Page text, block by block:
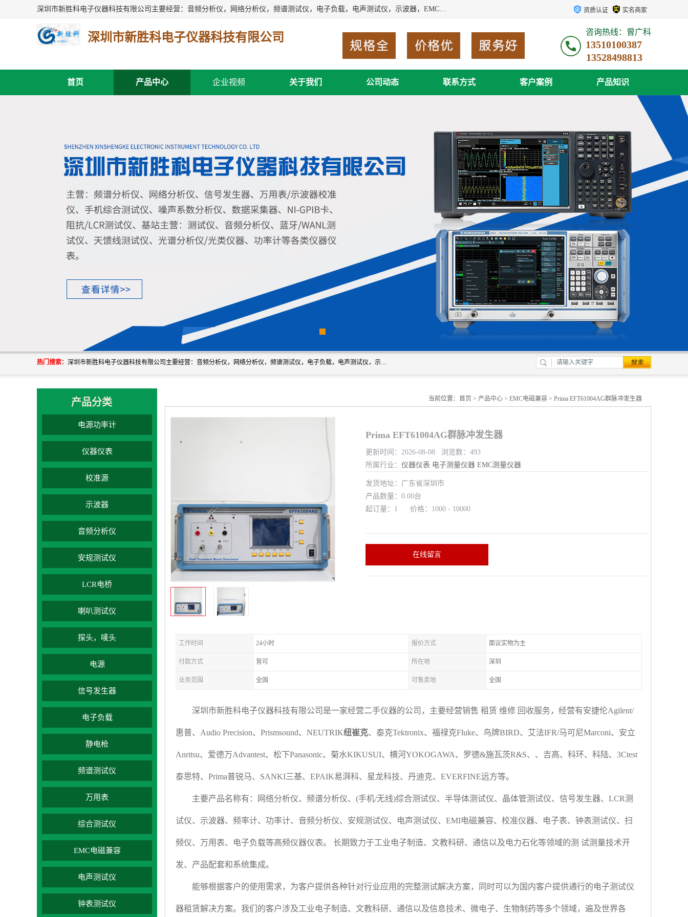
深圳市新胜科电子仪器科技有限公司主要经营：音频分析仪，网络分析仪，频谱测试仪，电子负载，电声测试仪，示波器，EMC电磁兼容测，调制分析仪，LCR测量仪，数字电桥，三相标准源，音频扫频仪，时钟检测仪，信号发生器，电子表，万用表，功率计，喇叭测试仪，综合测试仪等；深圳市新胜科电子仪器科技有限公司希望能与您成为合作伙伴 资质认证 实名商家
深圳市新胜科电子仪器科技有限公司 咨询热线：曾广科
13510100387
首页 产品中心 企业视频 关于我们 公司动态 联系方式 客户案例 产品知识
热门搜索： 深圳市新胜科电子仪器科技有限公司主要经营：音频分析仪，网络分析仪，频谱测试仪，电子负载，电声测试仪，示波器，EMC电磁兼容测，调制分析仪，LCR测量仪，数字电桥，三相标准源，音频扫频仪，时钟检测仪，信号发生器，电子表，万用表，功率计，喇叭测试仪，综合测试仪等；深圳市新胜科电子仪器科技有限公司希望能与您成为合作伙伴
产品分类
电源功率计
仪器仪表
校准源
示波器
音频分析仪
安规测试仪
LCR电桥
喇叭测试仪
探头，唛头
电源
信号发生器
电子负载
静电枪
频谱测试仪
万用表
综合测试仪
EMC电磁兼容
电声测试仪
钟表测试仪
当前位置： 首页 > 产品中心 > EMC电磁兼容 > Prima EFT61004AG群脉冲发生器
Prima EFT61004AG群脉冲发生器
更新时间：2026-08-08 浏览数：493
所属行业： 仪器仪表 电子测量仪器 EMC测量仪器
发货地址：广东省深圳市
产品数量：0.00台
起订量：1 价格：1000 - 10000
在线留言
工作时间 24小时 报价方式 面议实物为主
付款方式 皆可 所在地 深圳
业务范围 全国 可售卖地 全国
深圳市新胜科电子仪器科技有限公司是一家经营二手仪器的公司，主要经营销售 租赁 维修 回收服务，经营有安捷伦Agilent/
惠普、 Audio Precision、 Prismsound、 NEUTRIK纽崔克、泰克Tektronix、福禄克Fluke、鸟牌BIRD、艾法IFR/马可尼Marconi、安立
Anritsu、爱德万Advantest、松下Panasonic、菊水KIKUSUI、横河YOKOGAWA、罗德&施瓦茨R&S、 、 吉高、 科环、 科陆、 3Ctest
泰思特、 Prima普锐马、 SANKI三基、 EPAIK易湃科、 星龙科技、 丹迪克、 EVERFINE远方等。
主要产品名称有：网络分析仪、频谱分析仪、 (手机/无线)综合测试仪、半导体测试仪、晶体管测试仪、信号发生器、 LCR测
试仪、示波器、频率计、功率计、音频分析仪、安规测试仪、 电声测试仪、 EMI电磁兼容、 校准仪器、 电子表、 钟表测试仪、 扫
频仪、 万用表、 电子负载等高频仪器仪表。 长期致力于工业电子制造、文教科研、通信以及电力石化等领域的测 试测量技术开
发、产品配套和系统集成。
能够根据客户的使用需求，为客户提供各种针对行业应用的完整测试解决方案，同时可以为国内客户提供通行的电子测试仪
器租赁解决方案。我们的客户涉及工业电子制造、文教科研、通信以及信息技术、微电子、生物制药等多个领域，遍及世界各